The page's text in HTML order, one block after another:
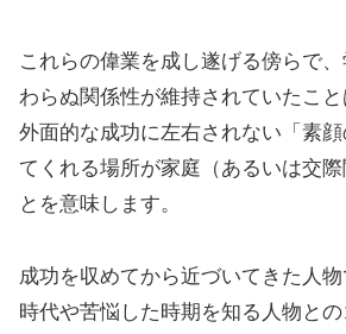
これらの偉業を成し遂げる傍らで
わらぬ関係性が維持されていたこ
外面的な成功に左右されない「素
てくれる場所が家庭（あるいは交
とを意味します。
成功を収めてから近づいてきた人
時代や苦悩した時期を知る人物と